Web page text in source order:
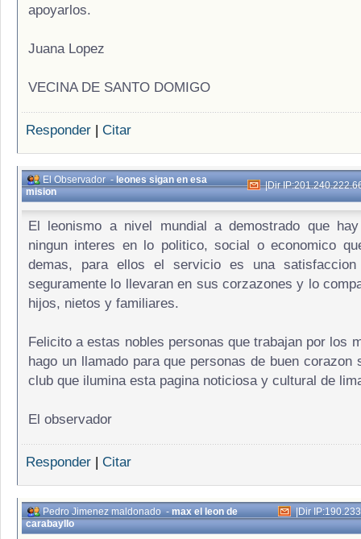
apoyarlos.
Juana Lopez
VECINA DE SANTO DOMIGO
Responder | Citar
El Observador-leones sigan en esa
mision
|Dir
El leonismo a nivel mundial a demostrado que
ningun interes en lo politico, social o economico
demas, para ellos el servicio es una satisfaccion
seguramente lo llevaran en sus corzazones y lo
hijos, nietos y familiares.
Felicito a estas nobles personas que trabajan por los
hago un llamado para que personas de buen corazon
club que ilumina esta pagina noticiosa y cultural de
El observador
Responder | Citar
Pedro Jimenez maldonado-max el leon de
carabayllo
|Dir